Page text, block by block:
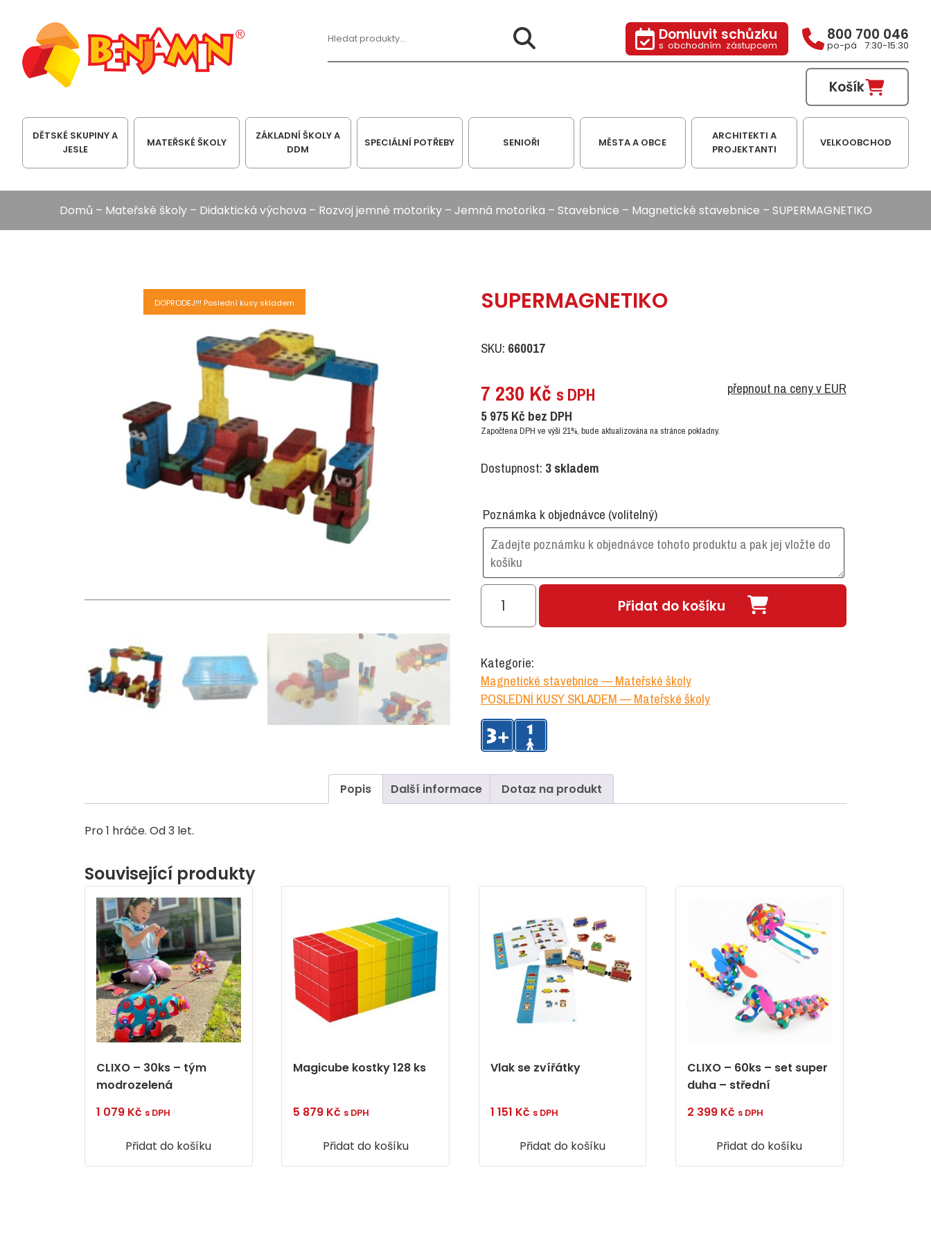
Domluvit schůzku
s obchodním zástupcem
800 700 046
po-pá 7:30-15:30
Hledat:
Košík
DĚTSKÉ SKUPINY A
JESLE
MATEŘSKÉ ŠKOLY
ZÁKLADNÍ ŠKOLY A
DDM
SPECIÁLNÍ POTŘEBY SENIOŘI MĚSTA A OBCE
ARCHITEKTI A
PROJEKTANTI
VELKOOBCHOD
Domů – Mateřské školy– Didaktická výchova – Rozvoj jemné motoriky– Jemná motorika – Stavebnice – Magnetické stavebnice – SUPERMAGNETIKO
DOPRODEJ!!! Poslední kusy skladem SUPERMAGNETIKO
SKU: 660017
7 230 Kč s DPH
přepnout na ceny v EUR
5 975Kč bez DPH
Započtena DPH ve výši 21%, bude aktualizována na stránce pokladny.
Dostupnost: 3 skladem
Poznámka k objednávce (volitelný)
SUPERMAGNETIKO
množství
Přidat do košíku
Kategorie:
Magnetické stavebnice — Mateřské školy
POSLEDNÍ KUSY SKLADEM — Mateřské školy
Popis Další informace Dotaz na produkt
Pro 1 hráče. Od 3 let.
Související produkty
CLIXO – 30ks – tým
modrozelená
1 079 Kč s DPH
Přidat do košíku
Magicube kostky 128 ks
5 879 Kč s DPH
Přidat do košíku
Vlak se zvířátky
1 151 Kč s DPH
Přidat do košíku
CLIXO – 60ks – set super
duha – střední
2 399 Kč s DPH
Přidat do košíku